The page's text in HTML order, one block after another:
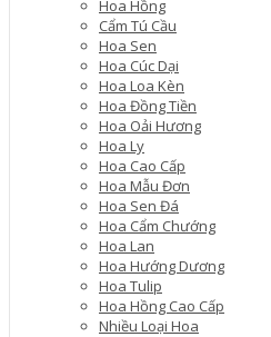
Hoa Hồng
Cẩm Tú Cầu
Hoa Sen
Hoa Cúc Dại
Hoa Loa Kèn
Hoa Đồng Tiền
Hoa Oải Hương
Hoa Ly
Hoa Cao Cấp
Hoa Mẫu Đơn
Hoa Sen Đá
Hoa Cẩm Chướng
Hoa Lan
Hoa Hướng Dương
Hoa Tulip
Hoa Hồng Cao Cấp
Nhiều Loại Hoa